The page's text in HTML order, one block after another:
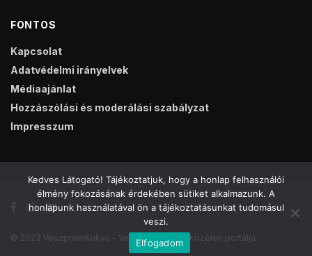
FONTOS
Kapcsolat
Adatvédelmi irányelvek
Médiaajánlat
Hozzászólási és moderálási szabályzat
Impresszum
© 2023 VeszprémKukac - Veszprém online közéleti portálja
Kedves Látogató! Tájékoztatjuk, hogy a honlap felhasználói
élmény fokozásának érdekében sütiket alkalmazunk. A
honlapunk használatával ön a tájékoztatásunkat tudomásul
veszi.
Elfogadom